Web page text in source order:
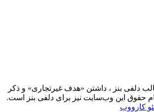
دلفی بنز ، داشتن «هدف غیرتجاری» و ذکر
حقوق اين وب‌سايت نیز برای دلفی بنز است.
کارووب